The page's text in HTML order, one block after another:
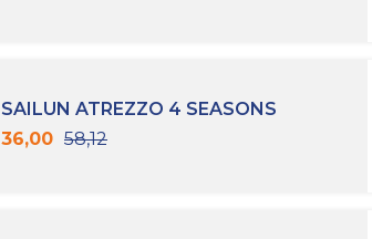
SAILUN ATREZZO 4 SEASONS
36,00 58,12